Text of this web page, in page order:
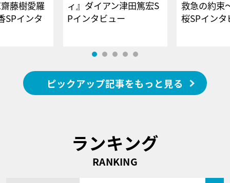
藤樹愛羅
SPインタ
ィ』ダイアン津田篤宏S
Pインタビュー
救急の約束
桜SPイ
ピックアップ記事をもっと見る
ランキング
RANKING